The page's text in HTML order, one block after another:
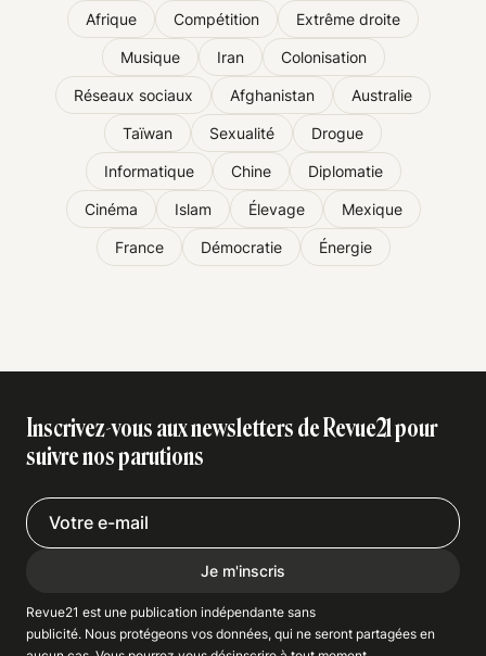
Afrique Compétition Extrême droite
Musique Iran Colonisation
Réseaux sociaux Afghanistan Australie
Taïwan Sexualité Drogue
Informatique Chine Diplomatie
Cinéma Islam Élevage Mexique
France Démocratie Énergie
Inscrivez-vous aux newsletters de Revue21 pour
suivre nos parutions
Je m'inscris
Revue21 est une publication indépendante sans
publicité. Nous protégeons vos données, qui ne seront partagées en